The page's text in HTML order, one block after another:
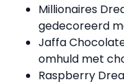
Millionaires
gedecoreerd
Jaffa
omhuld met
Raspberry